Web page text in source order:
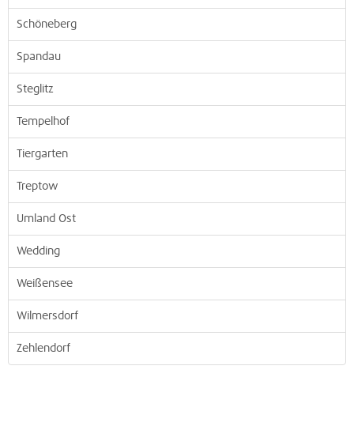
Schöneberg
Spandau
Steglitz
Tempelhof
Tiergarten
Treptow
Umland Ost
Wedding
Weißensee
Wilmersdorf
Zehlendorf